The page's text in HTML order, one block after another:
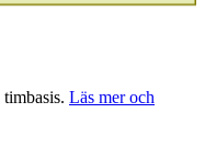
Läs mer och